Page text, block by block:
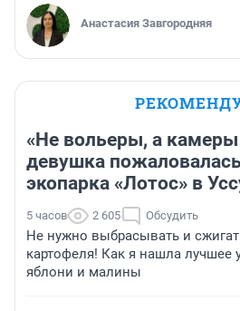
Анастасия Завгородняя
«Не вольеры, а
девушка
экопарка «Лотос» в
5 часов 2 605 Обсудить
Не нужно выбрасывать и
картофеля! Как я нашла лучшее
яблони и малины